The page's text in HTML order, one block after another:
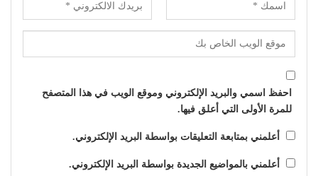
احفظ اسمي والبريد الإلكتروني وموقع الويب في هذا المتصفح
للمرة الأولى التي أعلق فيها.
أعلمني بمتابعة التعليقات بواسطة البريد الإلكتروني.
أعلمني بالمواضيع الجديدة بواسطة البريد الإلكتروني.